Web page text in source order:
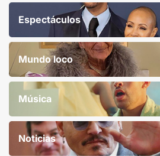
Espectáculos
Mundo loco
Música
Noticias